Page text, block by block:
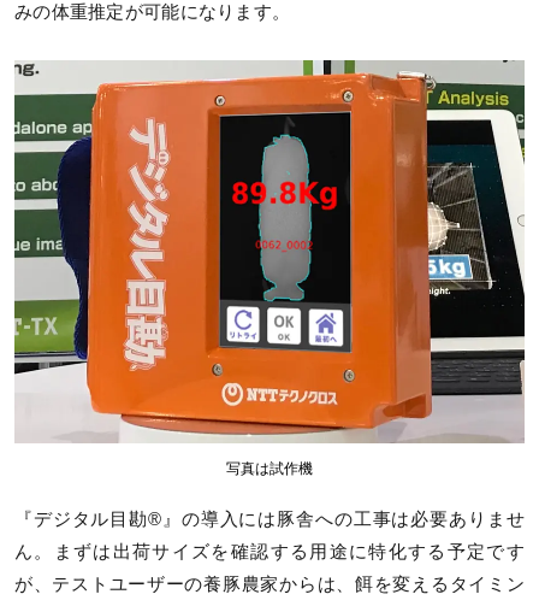
みの体重推定が可能になります。
写真は試作機
『デジタル目勘®』の導入には豚舎への工事は必要ありませ
ん。まずは出荷サイズを確認する用途に特化する予定です
が、テストユーザーの養豚農家からは、餌を変えるタイミン